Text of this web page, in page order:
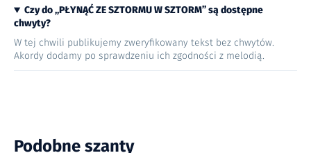
Czy do „PŁYNĄĆ ZE SZTORMU W SZTORM” są dostępne
chwyty?
W tej chwili publikujemy zweryfikowany tekst bez chwytów.
Akordy dodamy po sprawdzeniu ich zgodności z melodią.
Podobne szanty